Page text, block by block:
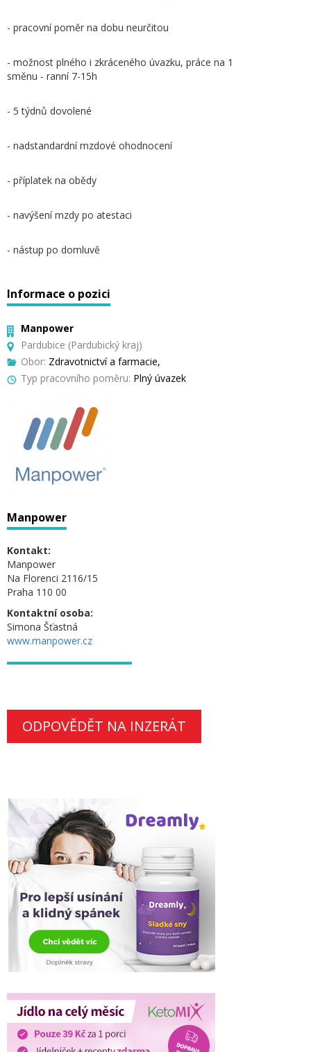
- pracovní poměr na dobu neurčitou
- možnost plného i zkráceného úvazku, práce na 1
směnu - ranní 7-15h
- 5 týdnů dovolené
- nadstandardní mzdové ohodnocení
- příplatek na obědy
- navýšení mzdy po atestaci
- nástup po domluvě
Informace o pozici
Manpower
Pardubice (Pardubický kraj)
Obor: Zdravotnictví a farmacie,
Typ pracovního poměru: Plný úvazek
Manpower
Kontakt:
Manpower
Na Florenci 2116/15
Praha 110 00
Kontaktní osoba:
Simona Šťastná
www.manpower.cz
ODPOVĚDĚT NA INZERÁT